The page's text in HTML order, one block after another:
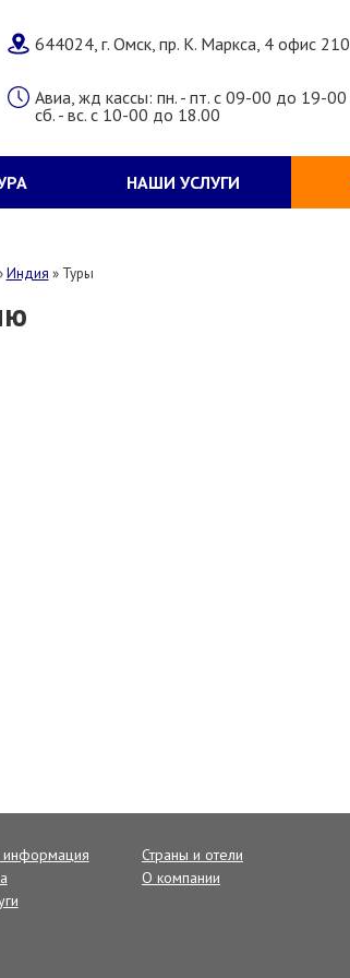
644024, г. Омск, пр. К. Маркса, 4 офис 210
Авиа, жд кассы: пн. - пт. с 09-00 до 19-00
сб. - вс. с 10-00 до 18.00
НАШИ УСЛУГИ
Индия » Туры
информация
Страны и отели
О компании